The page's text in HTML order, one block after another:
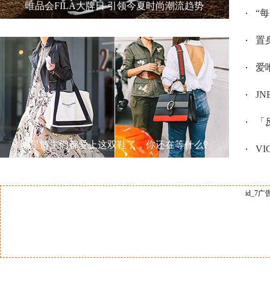
唯品会FILA大牌日 引领今夏时尚潮流趋势
明星博主们都爱上这双鞋了，你还在等什么?
“每
置
爱
「
id_7广